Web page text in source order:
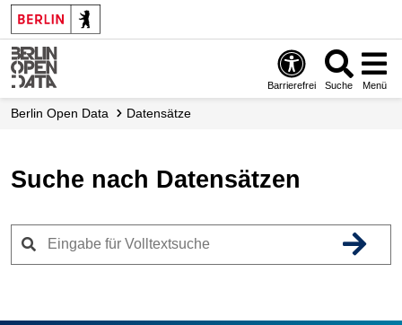
Skip
to
main
content
Barrierefrei Suche Menü
Berlin Open Data Datensätze
Suche nach Datensätzen